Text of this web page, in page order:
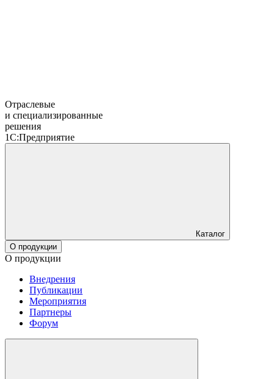
Отраслевые
и специализированные
решения
1С:Предприятие
Каталог
О продукции
О продукции
Внедрения
Публикации
Мероприятия
Партнеры
Форум